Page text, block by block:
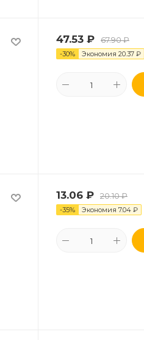
47.53 ₽ 67.90₽
-30% Экономия 20.37 ₽
13.06 ₽ 20.10₽
-35% Экономия 7.04 ₽